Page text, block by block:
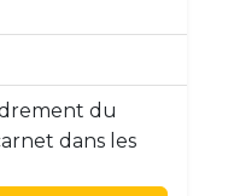
du
dans les